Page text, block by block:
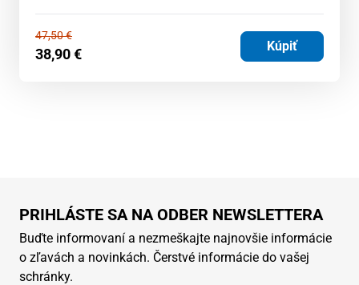
47,50€
38,90€ Kúpiť
PRIHLÁSTE SA NA ODBER NEWSLETTERA
Buďte informovaní a nezmeškajte najnovšie informácie
o zľavách a novinkách. Čerstvé informácie do vašej
schránky.